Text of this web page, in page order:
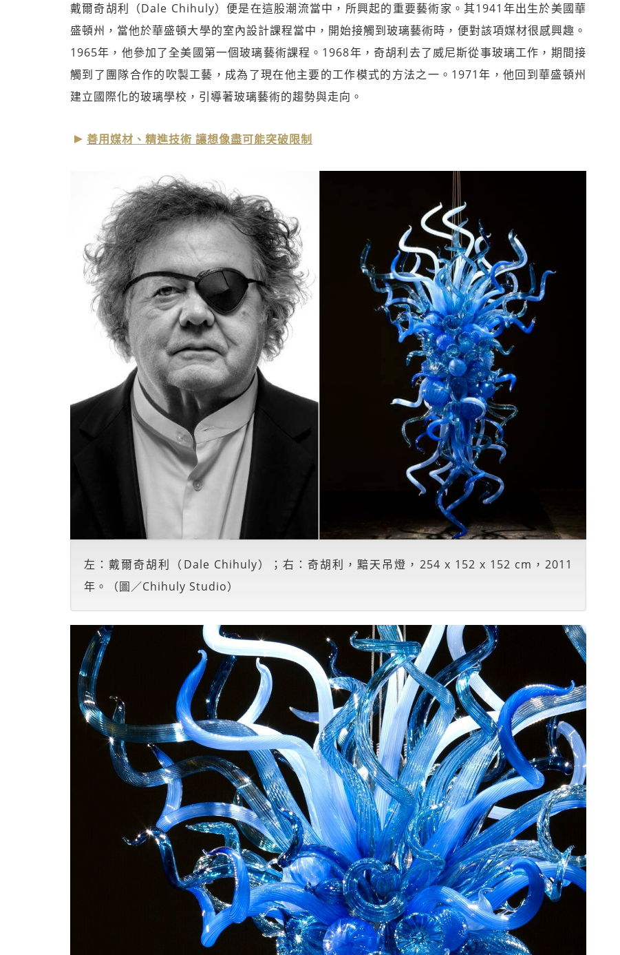
戴爾奇胡利（Dale Chihuly）便是在這股潮流當中，所興起的重要藝術家。其1941年出生於美國華
盛頓州，當他於華盛頓大學的室內設計課程當中，開始接觸到玻璃藝術時，便對該項媒材很感興趣。
1965年，他參加了全美國第一個玻璃藝術課程。1968年，奇胡利去了威尼斯從事玻璃工作，期間接
觸到了團隊合作的吹製工藝，成為了現在他主要的工作模式的方法之一。1971年，他回到華盛頓州
建立國際化的玻璃學校，引導著玻璃藝術的趨勢與走向。
善用媒材、精進技術 讓想像盡可能突破限制
左：戴爾奇胡利（Dale Chihuly）；右：奇胡利，黯天吊燈，254 x 152 x 152 cm，2011
年。（圖／Chihuly Studio）